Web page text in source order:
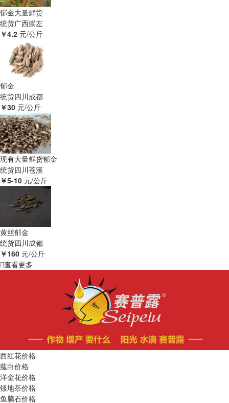
郁金大量鲜货
统货广西崇左
￥4.2 元/公斤
郁金
统货四川成都
￥30 元/公斤
现有大量鲜货郁金
统货四川苍溪
￥5-10 元/公斤
黄丝郁金
统货四川成都
￥160 元/公斤
查看更多
西红花价格
薤白价格
洋金花价格
矮地茶价格
鱼脑石价格